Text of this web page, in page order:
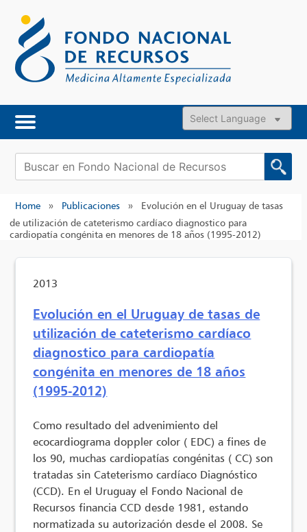
content
Powered by
Buscar:
Home » Publicaciones »
Evolución en el Uruguay de tasas
de utilización de cateterismo cardíaco diagnostico para
cardiopatía congénita en menores de 18 años (1995-2012)
2013
Evolución en el Uruguay de tasas de
utilización de cateterismo cardíaco
diagnostico para cardiopatía
congénita en menores de 18 años
(1995-2012)
Como resultado del advenimiento del
ecocardiograma doppler color ( EDC) a fines de
los 90, muchas cardiopatías congénitas ( CC) son
tratadas sin Cateterismo cardíaco Diagnóstico
(CCD). En el Uruguay el Fondo Nacional de
Recursos financia CCD desde 1981, estando
normatizada su autorización desde el 2008. Se